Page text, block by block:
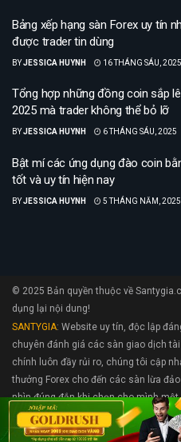
Bảng xếp hạng sàn Forex uy tín
được trader tin dùng
BYJESSICA HUYNH 16 THÁNG SÁU, 2025
Tổng hợp những đồng coin sắp
2025 mà trader không thể bỏ lỡ
BYJESSICA HUYNH 6 THÁNG SÁU, 2025
Bật mí các ứng dụng đào coin
tốt và uy tín hiện nay
BYJESSICA HUYNH 5 THÁNG NĂM, 2025
© 2025 Bản quyền thuộc về
dụng lại nội dung!
SANTYGIA: Website uy tín, độc lập
chuyên đánh giá các sàn giao dịch
chính luôn đầy rủi ro, chúng tôi cập
thưởng Forex cho đến các sàn lừa
nhìn đúng đắn khi chọn cho mình
dịch.. Nếu bạn cần hỗ trợ hãy liên hệ
support@santygia.com